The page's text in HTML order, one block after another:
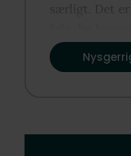
særligt. Det
rutiner og